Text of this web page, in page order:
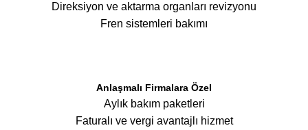
Direksiyon ve aktarma organları revizyonu
Fren sistemleri bakımı
Anlaşmalı Firmalara Özel
Aylık bakım paketleri
Faturalı ve vergi avantajlı hizmet